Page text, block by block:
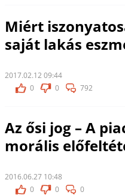
Miért
saját lakás
2017.02.12 09:44
0
0 792
Az ősi jog – A
morális
2016.06.27 10:48
0
0 0